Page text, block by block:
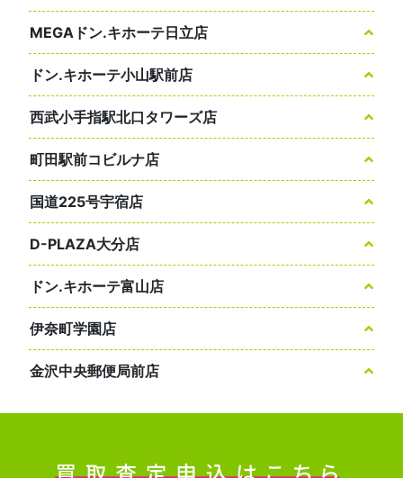
MEGAドン.キホーテ日立店
ドン.キホーテ小山駅前店
西武小手指駅北口タワーズ店
町田駅前コビルナ店
国道225号宇宿店
D-PLAZA大分店
ドン.キホーテ富山店
伊奈町学園店
金沢中央郵便局前店